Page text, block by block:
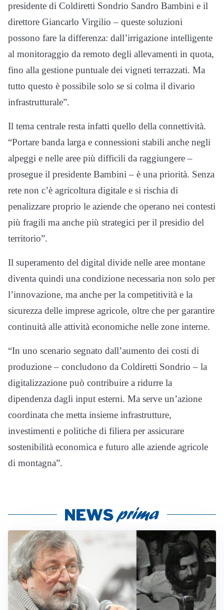
presidente di Coldiretti Sondrio Sandro Bambini e il
direttore Giancarlo Virgilio – queste soluzioni
possono fare la differenza: dall’irrigazione intelligente
al monitoraggio da remoto degli allevamenti in quota,
fino alla gestione puntuale dei vigneti terrazzati. Ma
tutto questo è possibile solo se si colma il divario
infrastrutturale”.
Il tema centrale resta infatti quello della connettività.
“Portare banda larga e connessioni stabili anche negli
alpeggi e nelle aree più difficili da raggiungere –
prosegue il presidente Bambini – è una priorità. Senza
rete non c’è agricoltura digitale e si rischia di
penalizzare proprio le aziende che operano nei contesti
più fragili ma anche più strategici per il presidio del
territorio”.
Il superamento del digital divide nelle aree montane
diventa quindi una condizione necessaria non solo per
l’innovazione, ma anche per la competitività e la
sicurezza delle imprese agricole, oltre che per garantire
continuità alle attività economiche nelle zone interne.
“In uno scenario segnato dall’aumento dei costi di
produzione – concludono da Coldiretti Sondrio – la
digitalizzazione può contribuire a ridurre la
dipendenza dagli input esterni. Ma serve un’azione
coordinata che metta insieme infrastrutture,
investimenti e politiche di filiera per assicurare
sostenibilità economica e futuro alle aziende agricole
di montagna”.